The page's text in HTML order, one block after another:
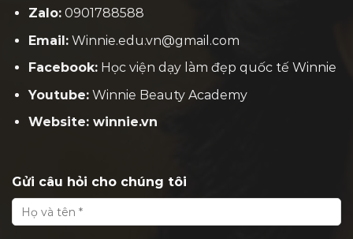
Zalo:0901788588
Email:Winnie.edu.vn@gmail.com
Facebook:Học viện dạy làm đẹp quốc tế Winnie
Youtube:Winnie Beauty Academy
Website: winnie.vn
Gửi câu hỏi cho chúng tôi